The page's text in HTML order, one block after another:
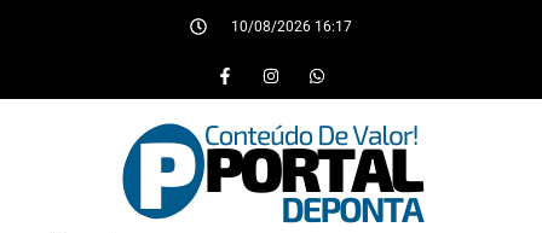
10/08/2026 16:17